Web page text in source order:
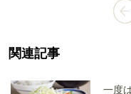
関連記事
一度